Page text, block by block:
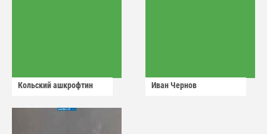
Кольский ашкрофтин Иван Чернов